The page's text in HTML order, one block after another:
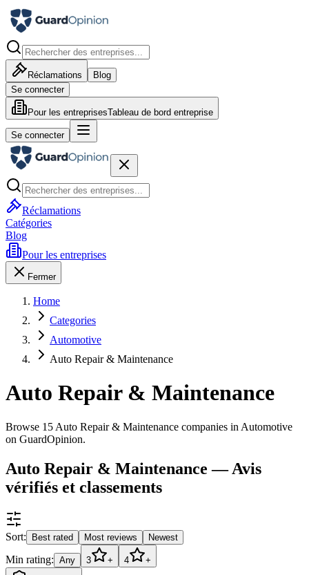
Réclamations
Blog
Se connecter
Pour les entreprisesTableau de bord entreprise
Se connecter
Réclamations
Catégories
Blog
Pour les entreprises
Fermer
Home
Categories
Automotive
Auto Repair & Maintenance
Auto Repair & Maintenance
Browse 15 Auto Repair & Maintenance companies in Automotive
on GuardOpinion.
Auto Repair & Maintenance — Avis
vérifiés et classements
Sort: Best rated Most reviews Newest
Min rating: Any 3 + 4 +